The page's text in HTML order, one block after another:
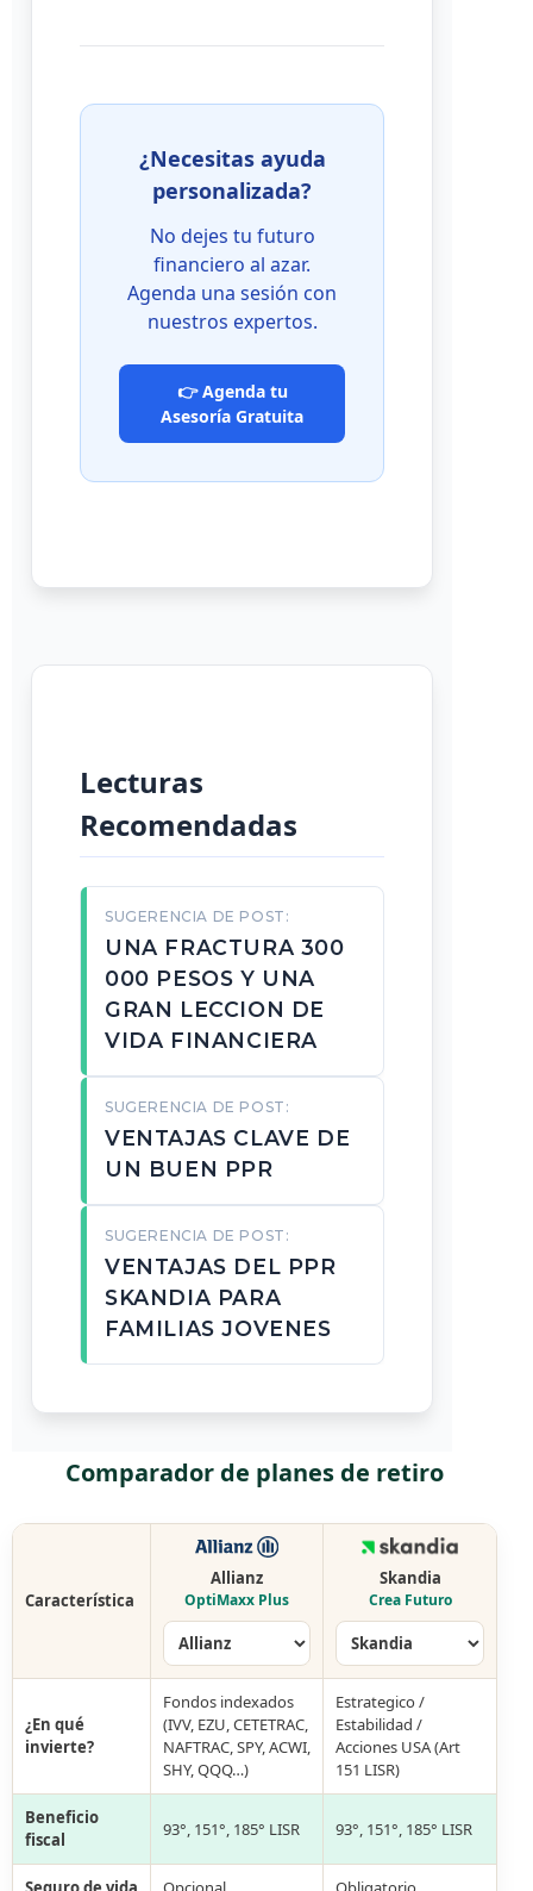
¿Necesitas ayuda
personalizada?
No dejes tu futuro
financiero al azar.
Agenda una sesión con
nuestros expertos.
👉 Agenda tu
Asesoría Gratuita
Lecturas
Recomendadas
SUGERENCIA DE POST:
UNA FRACTURA 300
000 PESOS Y UNA
GRAN LECCION DE
VIDA FINANCIERA
SUGERENCIA DE POST:
VENTAJAS CLAVE DE
UN BUEN PPR
SUGERENCIA DE POST:
VENTAJAS DEL PPR
SKANDIA PARA
FAMILIAS JOVENES
Comparador de planes de retiro
Característica
Allianz
OptiMaxx Plus
Skandia
Crea Futuro
¿En qué
invierte?
Fondos indexados
(IVV, EZU, CETETRAC,
NAFTRAC, SPY, ACWI,
SHY, QQQ…)
Estrategico /
Estabilidad /
Acciones USA (Art
151 LISR)
Beneficio
fiscal
93°, 151°, 185° LISR 93°, 151°, 185° LISR